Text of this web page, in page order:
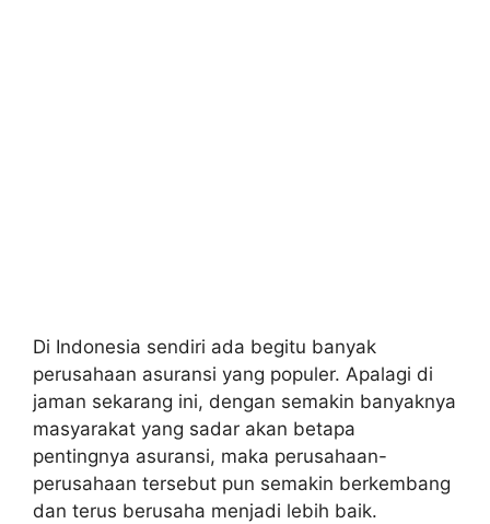
Di Indonesia sendiri ada begitu banyak
perusahaan asuransi yang populer. Apalagi di
jaman sekarang ini, dengan semakin banyaknya
masyarakat yang sadar akan betapa
pentingnya asuransi, maka perusahaan-
perusahaan tersebut pun semakin berkembang
dan terus berusaha menjadi lebih baik.